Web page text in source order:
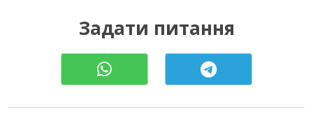
Задати питання